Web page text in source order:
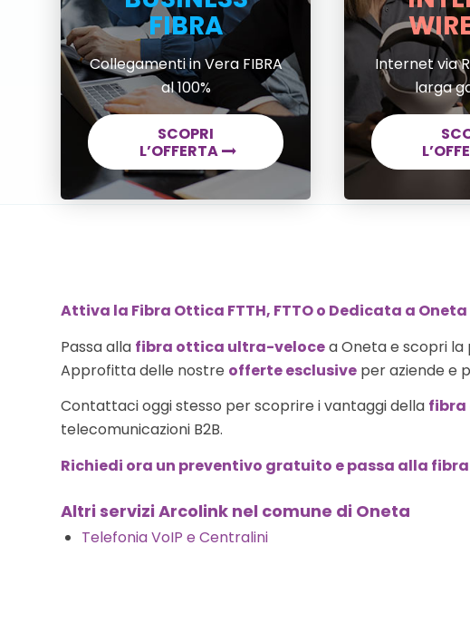
FIBRA
Collegamenti in Vera FIBRA
al 100%
SCOPRI
L’OFFERTA
Internet via
larga
Attiva la Fibra Ottica FTTH, FTTO o Dedicata a
Passa alla fibra ottica ultra-velocea Oneta e scopri la
Approfitta delle nostre offerte esclusive per aziende e
Contattaci oggi stesso per scoprire i vantaggi della fibra
telecomunicazioni B2B.
Richiedi ora un preventivo gratuito e passa alla
Altri servizi Arcolink nel comune di Oneta
Telefonia VoIP e Centralini